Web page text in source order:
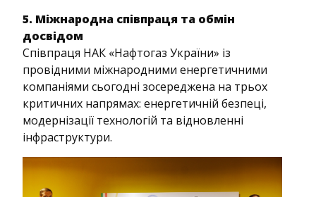
5. Міжнародна співпраця та обмін
досвідом
Співпраця НАК «Нафтогаз України» із
провідними міжнародними енергетичними
компаніями сьогодні зосереджена на трьох
критичних напрямах: енергетичній безпеці,
модернізації технологій та відновленні
інфраструктури.